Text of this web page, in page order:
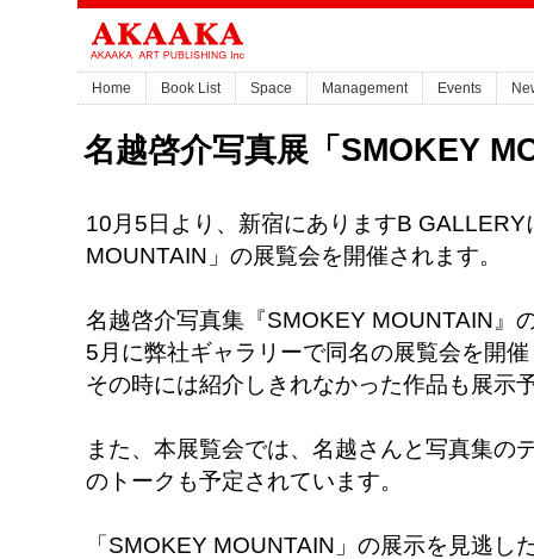
Home Book List Space Management Events
名越啓介写真展「SMOKEY
10月5日より、新宿にありますB
MOUNTAIN」の展覧会を開催されます。
名越啓介写真集『SMOKEY MOUNTAIN』
5月に弊社ギャラリーで同名の展覧会を開
その時には紹介しきれなかった作品も展示
また、本展覧会では、名越さんと写真集の
のトークも予定されています。
「SMOKEY MOUNTAIN」の展示を見逃し